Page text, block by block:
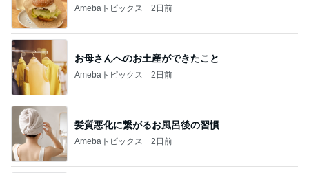
Amebaトピックス 2日前
お母さんへのお土産ができたこと
Amebaトピックス 2日前
髪質悪化に繋がるお風呂後の習慣
Amebaトピックス 2日前